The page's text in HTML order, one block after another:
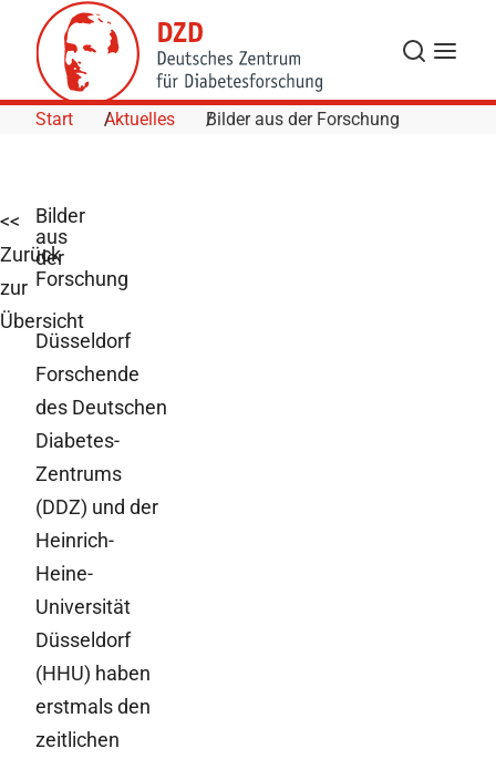
Skip to Content
Suche
Start Aktuelles Bilder aus der Forschung
<<
Zurück
zur
Übersicht
Bilder
aus
der
Forschung
Düsseldorf
Forschende
des Deutschen
Diabetes-
Zentrums
(DDZ) und der
Heinrich-
Heine-
Universität
Düsseldorf
(HHU) haben
erstmals den
zeitlichen